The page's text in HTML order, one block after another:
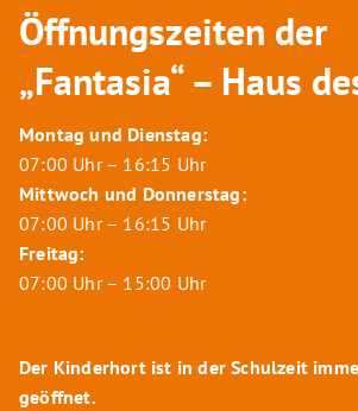
Öffnungszeiten der
„Fantasia“ – Haus
Montag und Dienstag:
07:00 Uhr – 16:15 Uhr
Mittwoch und Donnerstag:
07:00 Uhr – 16:15 Uhr
Freitag:
07:00 Uhr – 15:00 Uhr
Der Kinderhort ist in der Schulzeit
geöffnet.